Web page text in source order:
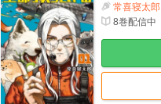
常喜寝太郎
8巻配信中